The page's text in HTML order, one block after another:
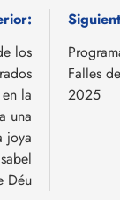
los
la
una
joya
Déu
Falles
2025